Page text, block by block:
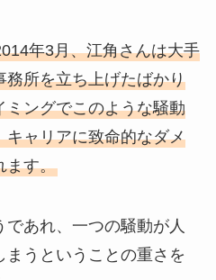
年3月、江角さんは大手
務所を立ち上げたばかり
ミングでこのような騒動
キャリアに致命的なダメ
ます。
あれ、一つの騒動が人
うということの重さを